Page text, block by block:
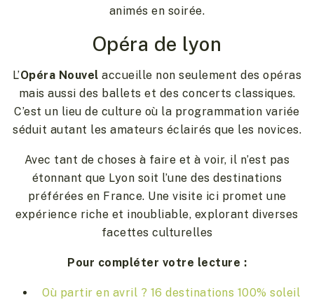
animés en soirée.
Opéra de lyon
L’Opéra Nouvel accueille non seulement des opéras
mais aussi des ballets et des concerts classiques.
C’est un lieu de culture où la programmation variée
séduit autant les amateurs éclairés que les novices.
Avec tant de choses à faire et à voir, il n’est pas
étonnant que Lyon soit l’une des destinations
préférées en France. Une visite ici promet une
expérience riche et inoubliable, explorant diverses
facettes culturelles
Pour compléter votre lecture :
Où partir en avril ? 16 destinations 100% soleil